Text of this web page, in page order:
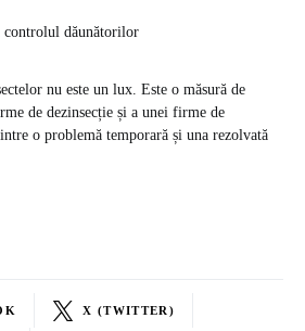
controlul dăunătorilor
nu este un lux. Este o măsură de
de dezinsecție și a unei firme de
o problemă temporară și una rezolvată
X (TWITTER)